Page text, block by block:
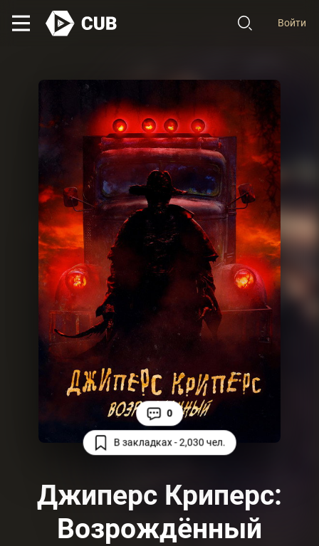
Войти
В закладках - 2,030 чел.
0
Джиперс Криперс:
Возрождённый